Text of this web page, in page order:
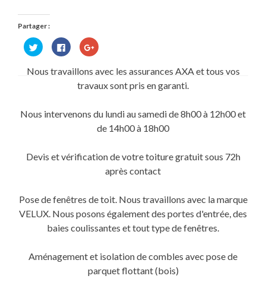
Partager :
Cliquez
pour
partager
Twitter(ouvre
Cliquez
pour
partager
sur
Facebook(ouvre
dans
une
Cliquez
pour
Google+
dans
fenêtre)
Nous travaillons avec les assurances AXA et tous vos
travaux sont pris en garanti.
Nous intervenons du lundi au samedi de 8h00 à 12h00 et
de 14h00 à 18h00
Devis et vérification de votre toiture gratuit sous 72h
après contact
Pose de fenêtres de toit. Nous travaillons avec la marque
VELUX. Nous posons également des portes d'entrée, des
baies coulissantes et tout type de fenêtres.
Aménagement et isolation de combles avec pose de
parquet flottant (bois)